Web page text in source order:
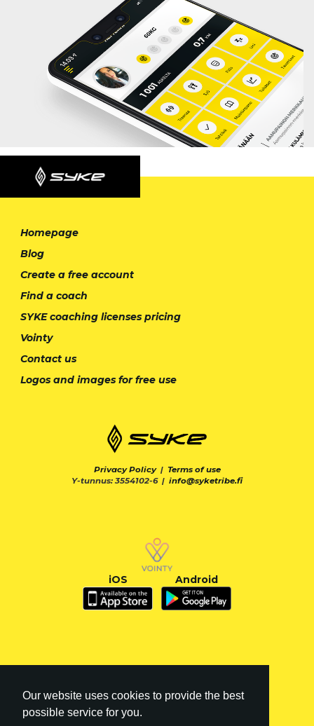
Our website uses cookies to provide the best
possible service for you.
Homepage
Blog
Create a free account
Find a coach
SYKE coaching licenses pricing
Vointy
Contact us
Logos and images for free use
Privacy Policy| Terms of use
Y-tunnus: 3554102-6 | info@syketribe.fi
iOS Android